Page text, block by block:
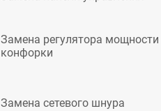
Замена регулятора мощности
конфорки
Замена сетевого шнура